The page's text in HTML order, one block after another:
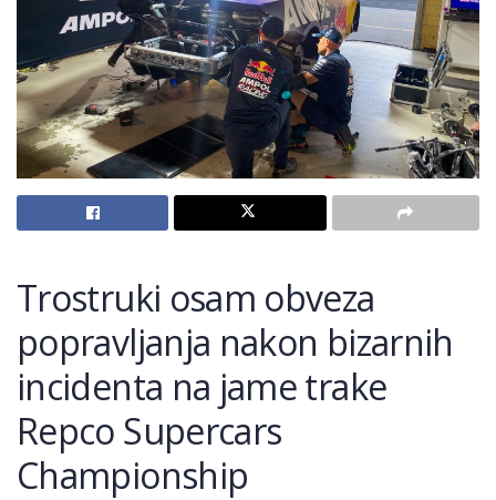
Trostruki osam obveza
popravljanja nakon bizarnih
incidenta na jame trake
Repco Supercars
Championship